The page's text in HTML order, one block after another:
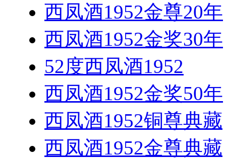
西凤酒1952金尊20年
西凤酒1952金奖30年
52度西凤酒1952
西凤酒1952金奖50年
西凤酒1952铜尊典藏
西凤酒1952金尊典藏